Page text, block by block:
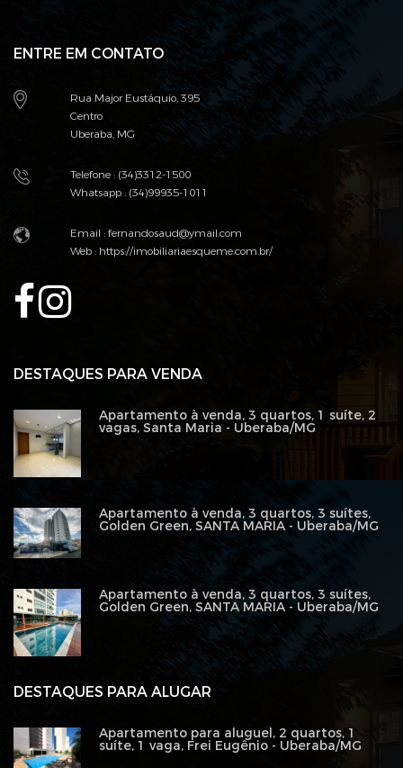
ENTRE EM CONTATO
Rua Major Eustáquio, 395
Centro
Uberaba, MG
Telefone : (34)3312-1500
Whatsapp : (34)99935-1011
Email : fernandosaud@ymail.com
Web :https://imobiliariaesqueme.com.br/
DESTAQUES PARA ALUGAR
Apartamento para aluguel, 2 quartos, 1
suíte, 1 vaga, Frei Eugênio - Uberaba/MG
DESTAQUES PARA VENDA
Apartamento à venda, 3 quartos, 1 suíte, 2
vagas, Santa Maria - Uberaba/MG
Apartamento à venda, 3 quartos, 3 suítes,
Golden Green, SANTA MARIA - Uberaba/MG
Apartamento à venda, 3 quartos, 3 suítes,
Golden Green, SANTA MARIA - Uberaba/MG